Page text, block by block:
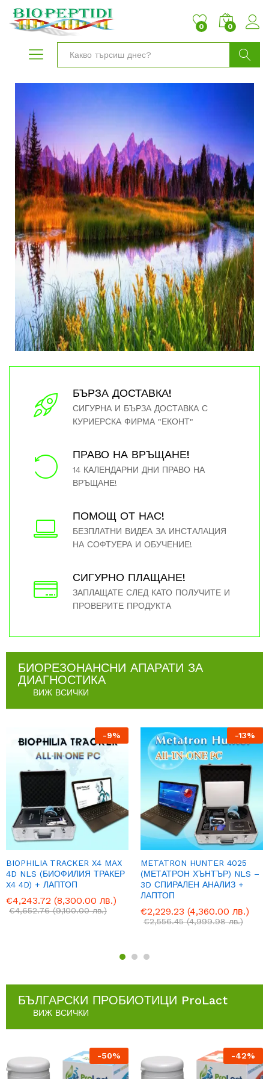
0 0
БЪРЗА ДОСТАВКА!
СИГУРНА И БЪРЗА ДОСТАВКА С
КУРИЕРСКА ФИРМА "ЕКОНТ"
ПРАВО НА ВРЪЩАНЕ!
14 КАЛЕНДАРНИ ДНИ ПРАВО НА
ВРЪЩАНЕ!
ПОМОЩ ОТ НАС!
БЕЗПЛАТНИ ВИДЕА ЗА ИНСТАЛАЦИЯ
НА СОФТУЕРА И ОБУЧЕНИЕ!
СИГУРНО ПЛАЩАНЕ!
ЗАПЛАЩАТЕ СЛЕД КАТО ПОЛУЧИТЕ И
ПРОВЕРИТЕ ПРОДУКТА
БИОРЕЗОНАНСНИ АПАРАТИ ЗА
ДИАГНОСТИКА
ВИЖ ВСИЧКИ
-9%
BIOPHILIA TRACKER X4 MAX
4D NLS (БИОФИЛИЯ ТРАКЕР
X4 4D) + ЛАПТОП
€4,243.72 (8,300.00 лв.)
€4,652.76 (9,100.00 лв.)
-13%
METATRON HUNTER 4025
(МЕТАТРОН ХЪНТЪР) NLS –
3D СПИРАЛЕН АНАЛИЗ +
ЛАПТОП
€2,229.23 (4,360.00 лв.)
€2,556.45 (4,999.98 лв.)
БЪЛГАРСКИ ПРОБИОТИЦИ ProLact
ВИЖ ВСИЧКИ
-50% -42%